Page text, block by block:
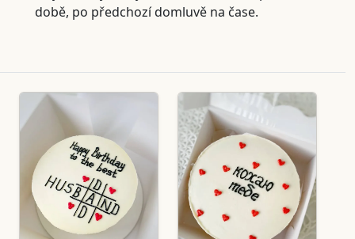
době, po předchozí domluvě na čase.